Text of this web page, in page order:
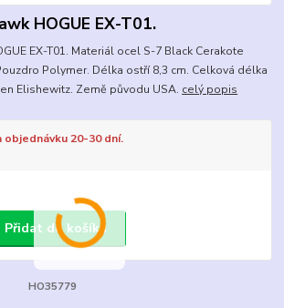
HOGUE EX-T01.
EX-T01. Materiál ocel S-7 Black Cerakote
Polymer. Délka ostří 8,3 cm. Celková délka
Elishewitz. Země původu USA. celý popis
objednávku 20-30 dní.
Přidat do košíku
HO35779